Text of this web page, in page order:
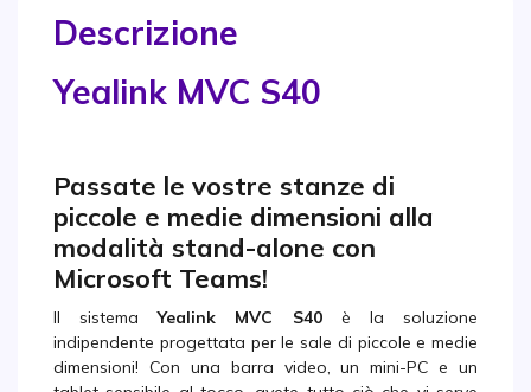
Descrizione
Yealink MVC S40
Passate le vostre stanze di
piccole e medie dimensioni alla
modalità stand-alone con
Microsoft Teams!
Il sistemaYealink MVC S40è la soluzione
indipendente progettata per le sale di piccole e medie
dimensioni! Con una barra video, un mini-PC e un